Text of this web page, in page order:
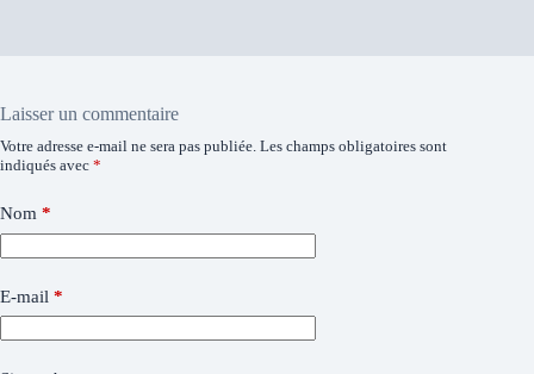
Laisser un commentaire
Votre adresse e-mail ne sera pas publiée. Les champs obligatoires sont
indiqués avec *
Nom *
E-mail *